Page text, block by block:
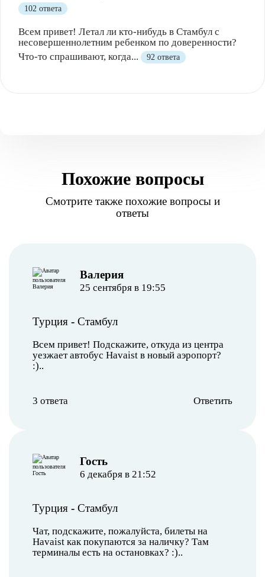
102 ответа
Всем привет! Летал ли кто-нибудь в Стамбул с
несовершеннолетним ребенком по доверенности?
Что-то спрашивают, когда...
92 ответа
Похожие вопросы
Смотрите также похожие вопросы и
ответы
Валерия
25 сентября в 19:55
Турция - Стамбул
Всем привет! Подскажите, откуда из центра
уезжает автобус Havaist в новый аэропорт?
:)..
3 ответа Ответить
︎Гость
6 декабря в 21:52
Турция - Стамбул
Чат, подскажите, пожалуйста, билеты на
Havaist как покупаются за наличку? Там
терминалы есть на остановках? :)..